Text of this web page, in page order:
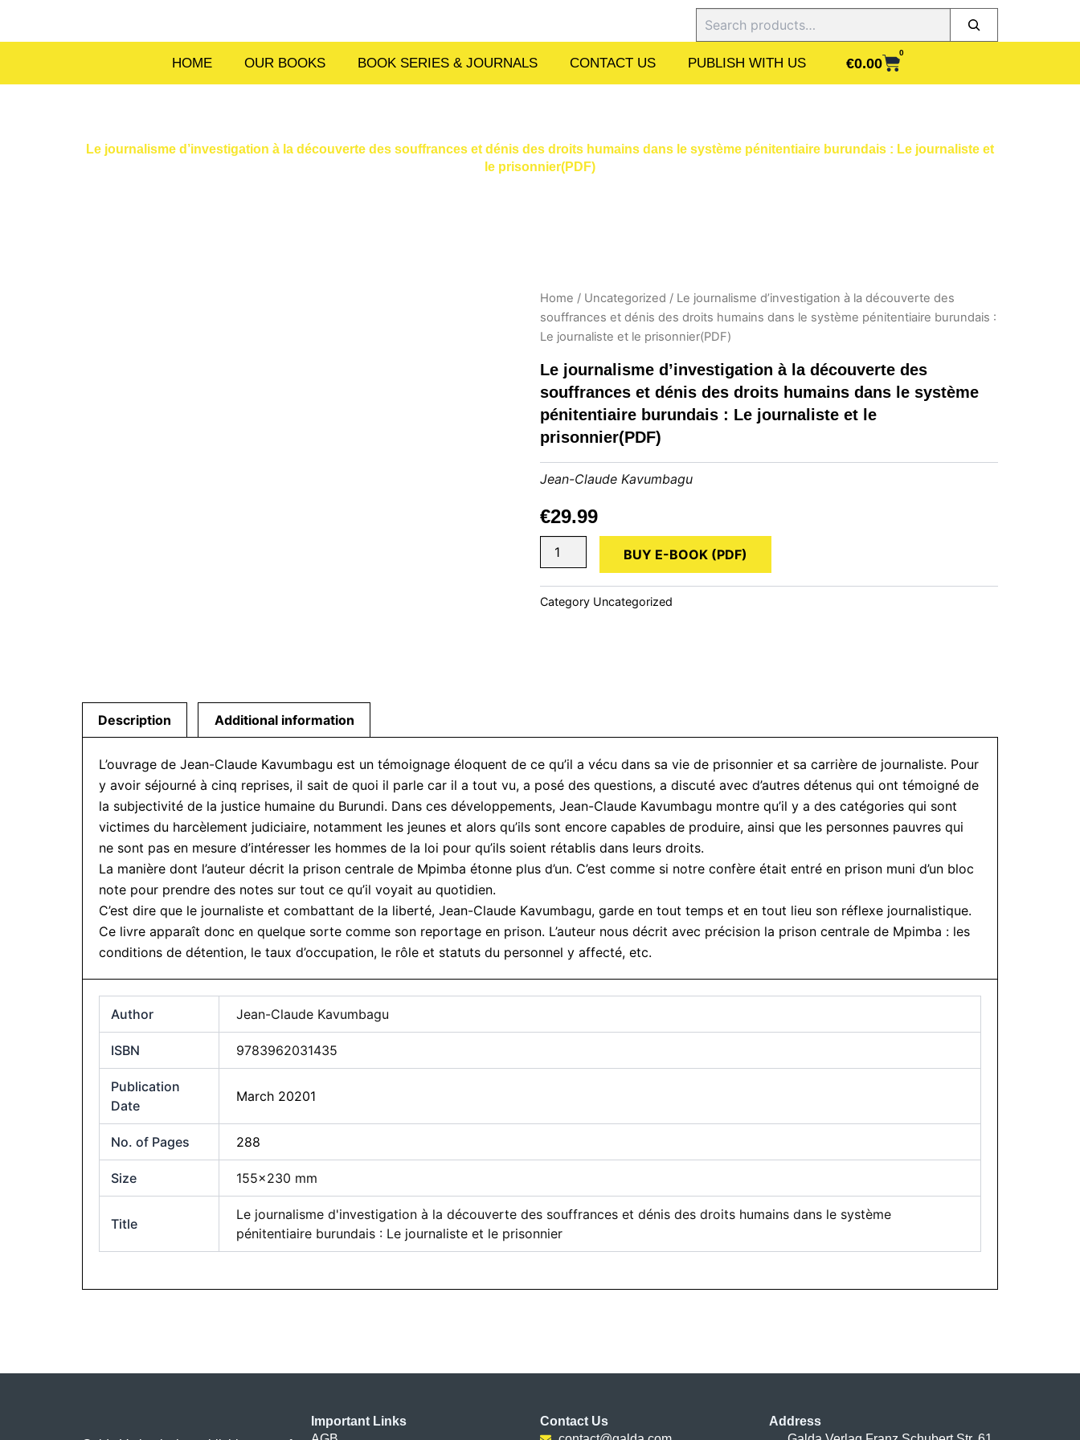
HOME OUR BOOKS BOOK SERIES & JOURNALS CONTACT US PUBLISH WITH US €0.00
0
CART
Le journalisme d’investigation à la découverte des souffrances et dénis des droits humains dans le système pénitentiaire burundais : Le journaliste et
le prisonnier(PDF)
Home / Uncategorized / Le journalisme d’investigation à la découverte des
souffrances et dénis des droits humains dans le système pénitentiaire burundais :
Le journaliste et le prisonnier(PDF)
Le journalisme d’investigation à la découverte des
souffrances et dénis des droits humains dans le système
pénitentiaire burundais : Le journaliste et le
prisonnier(PDF)
Jean-Claude Kavumbagu
€29.99
journalisme
d'investigation
à
la
humains
le
système
pénitentiaire
burundais
:
Le
journaliste
prisonnier(PDF)
quantity
BUY E-BOOK (PDF)
Category Uncategorized
Description Additional information
L’ouvrage de Jean-Claude Kavumbagu est un témoignage éloquent de ce qu’il a vécu dans sa vie de prisonnier et sa carrière de journaliste. Pour
y avoir séjourné à cinq reprises, il sait de quoi il parle car il a tout vu, a posé des questions, a discuté avec d’autres détenus qui ont témoigné de
la subjectivité de la justice humaine du Burundi. Dans ces développements, Jean-Claude Kavumbagu montre qu’il y a des catégories qui sont
victimes du harcèlement judiciaire, notamment les jeunes et alors qu’ils sont encore capables de produire, ainsi que les personnes pauvres qui
ne sont pas en mesure d’intéresser les hommes de la loi pour qu’ils soient rétablis dans leurs droits.
La manière dont l’auteur décrit la prison centrale de Mpimba étonne plus d’un. C’est comme si notre confère était entré en prison muni d’un bloc
note pour prendre des notes sur tout ce qu’il voyait au quotidien.
C’est dire que le journaliste et combattant de la liberté, Jean-Claude Kavumbagu, garde en tout temps et en tout lieu son réflexe journalistique.
Ce livre apparaît donc en quelque sorte comme son reportage en prison. L’auteur nous décrit avec précision la prison centrale de Mpimba : les
conditions de détention, le taux d’occupation, le rôle et statuts du personnel y affecté, etc.
Author Jean-Claude Kavumbagu
ISBN 9783962031435
Publication
Date
March 20201
No. of Pages 288
Size 155×230 mm
Title
Le journalisme d'investigation à la découverte des souffrances et dénis des droits humains dans le système
pénitentiaire burundais : Le journaliste et le prisonnier
Important Links
Contact Us
Address